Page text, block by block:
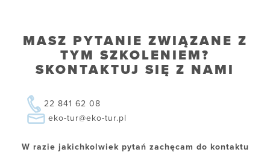
MASZ PYTANIE ZWIĄZANE Z
TYM SZKOLENIEM?
SKONTAKTUJ SIĘ Z NAMI
22 841 62 08
eko-tur@eko-tur.pl
W razie jakichkolwiek pytań zachęcam do kontaktu